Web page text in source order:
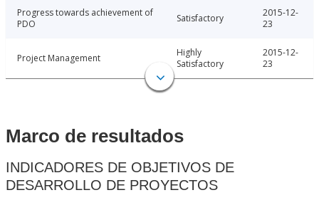
Progress towards achievement of
PDO
Satisfactory
2015-12-
23
Project Management
Highly
Satisfactory
2015-12-
23
Marco de resultados
INDICADORES DE OBJETIVOS DE
DESARROLLO DE PROYECTOS